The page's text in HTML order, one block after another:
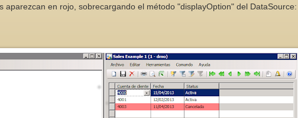
aparezcan en rojo, sobrecargando el método "displayOption" del DataSource: